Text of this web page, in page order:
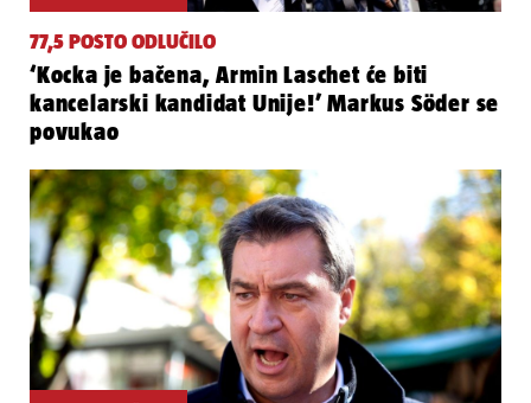
77,5 POSTO ODLUČILO
‘Kocka je bačena, Armin Laschet će biti
kancelarski kandidat Unije!’ Markus Söder se
povukao